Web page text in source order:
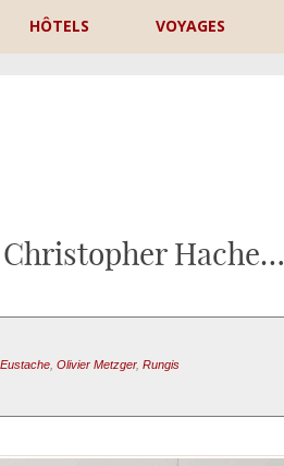
HÔTELS VOYAGES
Christopher Hache…
, Olivier Metzger, Rungis